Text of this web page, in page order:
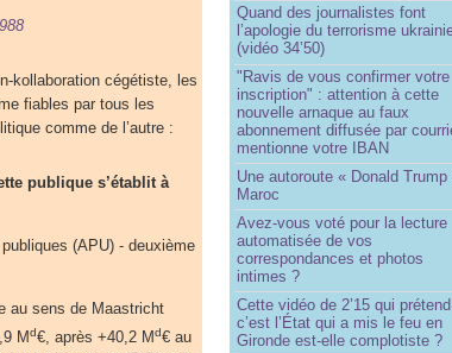
kollaboration cégétiste, les
fiables par tous les
comme de l’autre :
publique s’établit à
(APU) - deuxième
au sens de Maastricht
Md€, après +40,2 Md€ au
Quand des journalistes font
l’apologie du terrorisme
(vidéo 34’50)
"Ravis de vous confirmer votre
inscription" : attention à cette
nouvelle arnaque au faux
abonnement diffusée par
mentionne votre IBAN
Une autoroute « Donald Trump
Maroc
Avez-vous voté pour la lecture
automatisée de vos
correspondances et photos
intimes ?
Cette vidéo de 2’15 qui
c’est l’État qui a mis le feu en
Gironde est-elle complotiste ?